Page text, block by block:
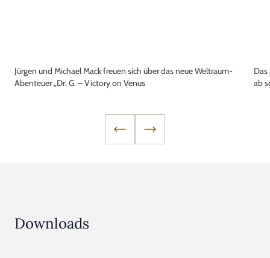
Jürgen und Michael Mack freuen sich über das neue Weltraum-
Abenteuer „Dr. G. – Victory on Venus
ab
Downloads